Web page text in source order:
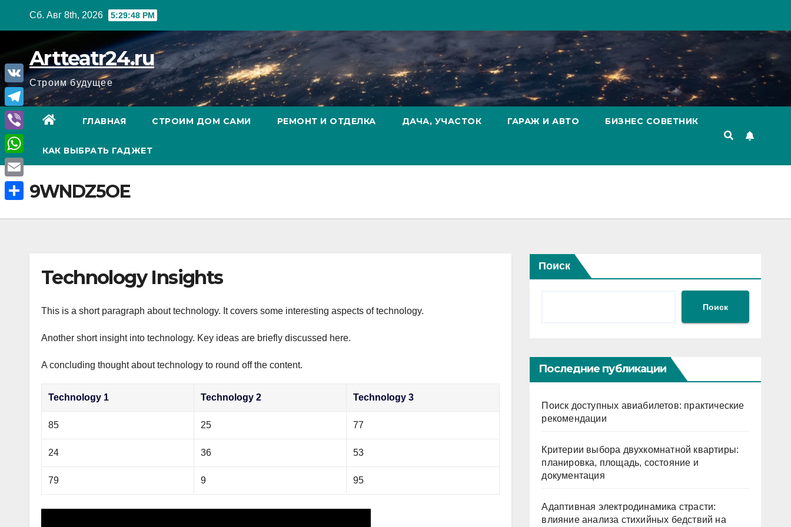
Сб. Авг 8th, 2026 5:29:49 PM
Artteatr24.ru
Строим будущее
ГЛАВНАЯ СТРОИМ ДОМ САМИ РЕМОНТ И ОТДЕЛКА ДАЧА, УЧАСТОК ГАРАЖ И АВТО БИЗНЕС СОВЕТНИК
КАК ВЫБРАТЬ ГАДЖЕТ
9WNDZ5OE
Technology Insights
This is a short paragraph about technology. It covers some interesting aspects of technology.
Another short insight into technology. Key ideas are briefly discussed here.
A concluding thought about technology to round off the content.
Technology 1 Technology 2 Technology 3
85 25 77
24 36 53
79 9 95
Поиск
Поиск
Последние публикации
Поиск доступных авиабилетов: практические
рекомендации
Критерии выбора двухкомнатной квартиры:
планировка, площадь, состояние и
документация
Адаптивная электродинамика страсти:
влияние анализа стихийных бедствий на
V
K
T
e
l
e
g
V
i
b
e
W
h
a
t
E